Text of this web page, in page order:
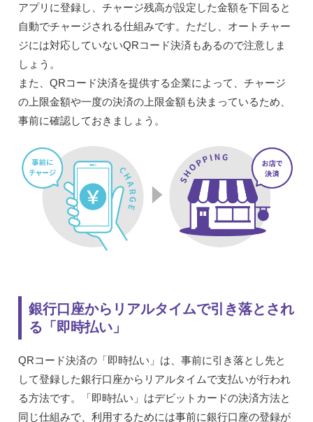
アプリに登録し、チャージ残高が設定した金額を下回ると
自動でチャージされる仕組みです。ただし、オートチャー
ジには対応していないQRコード決済もあるので注意しま
しょう。
また、QRコード決済を提供する企業によって、チャージ
の上限金額や一度の決済の上限金額も決まっているため、
事前に確認しておきましょう。
銀行口座からリアルタイムで引き落とされ
る「即時払い」
QRコード決済の「即時払い」は、事前に引き落とし先と
して登録した銀行口座からリアルタイムで支払いが行われ
る方法です。「即時払い」はデビットカードの決済方法と
同じ仕組みで、利用するためには事前に銀行口座の登録が